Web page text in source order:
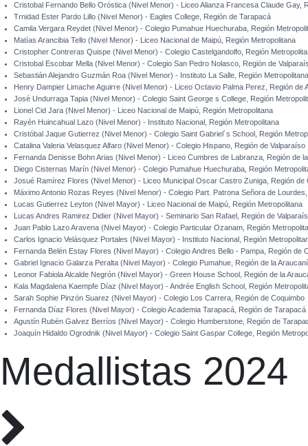
Cristobal Fernando Bello Oróstica (Nivel Menor) - Liceo Alianza Francesa Claude Gay,
Trnidad Ester Pardo Lillo (Nivel Menor) - Eagles College, Región de Tarapacá
Camila Vergara Reydet (Nivel Menor) - Colegio Pumahue Huechuraba, Región
Matías Arancibia Tello (Nivel Menor) - Liceo Nacional de Maipú, Región Metropolitana
Cristopher Contreras Quispe (Nivel Menor) - Colegio Castelgandolfo, Región
Cristobal Escobar Mella (Nivel Menor) - Colegio San Pedro Nolasco, Región de
Sebastián Alejandro Guzmán Roa (Nivel Menor) - Instituto La Salle, Región Metropolitana
Henry Dampier Limache Aguirre (Nivel Menor) - Liceo Octavio Palma Perez, Región de
José Undurraga Tapia (Nivel Menor) - Colegio Saint George s College, Región
Lionel Cid Jara (Nivel Menor) - Liceo Nacional de Maipú, Región Metropolitana
Rayén Huincahual Lazo (Nivel Menor) - Instituto Nacional, Región Metropolitana
Cristóbal Jaque Gutierrez (Nivel Menor) - Colegio Saint Gabriel´s School, Región
Catalina Valeria Velasquez Alfaro (Nivel Menor) - Colegio Hispano, Región de Valparaíso
Fernanda Denisse Bohn Arias (Nivel Menor) - Liceo Cumbres de Labranza, Región de
Diego Cisternas Marín (Nivel Menor) - Colegio Pumahue Huechuraba, Región
Josué Ramírez Flores (Nivel Menor) - Liceo Municipal Oscar Castro Zuniga, Región de
Máximo Antonio Rozas Reyes (Nivel Menor) - Colegio Part. Patrona Señora de
Lucas Gutierrez Leyton (Nivel Mayor) - Liceo Nacional de Maipú, Región Metropolitana
Lucas Andres Ramirez Didier (Nivel Mayor) - Seminario San Rafael, Región de
Juan Pablo Lazo Aravena (Nivel Mayor) - Colegio Particular Ozanam, Región
Carlos Ignacio Velásquez Portales (Nivel Mayor) - Instituto Nacional, Región
Fernanda Belén Estay Flores (Nivel Mayor) - Colegio Andres Bello - Pampa, Región de
Gabriel Ignacio Galarza Peralta (Nivel Mayor) - Colegio Pumahue, Región de la
Leonor Fabiola Alcalde Negrón (Nivel Mayor) - Green House School, Región de la
Kala Magdalena Kaempfe Díaz (Nivel Mayor) - Andrée English School, Región
Sarah Sophie Pinzón Suarez (Nivel Mayor) - Colegio Los Carrera, Región de Coquimbo
Fernanda Díaz Flores (Nivel Mayor) - Colegio Academia Tarapacá, Región de Tarapacá
Agustín Rubén Galvez Berríos (Nivel Mayor) - Colegio Humberstone, Región de
Joaquín Hidaldo Ogrodnik (Nivel Mayor) - Colegio Saint Gaspar College, Región
Medallistas 2024